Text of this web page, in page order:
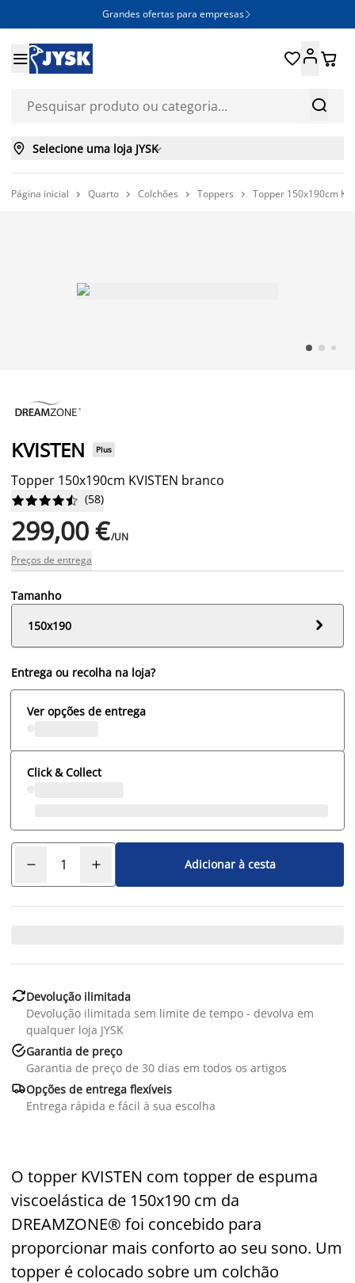
Grandes ofertas para empresas 


 
 Selecione uma loja JYSK
Página inicial  Quarto  Colchões  Toppers  Topper 150x190cm
KVISTEN Plus
Topper 150x190cm KVISTEN branco





 (58)
299,00 €/UN
Preços de entrega
Tamanho
150x190

Entrega ou recolha na loja?
Ver opções de entrega
Click & Collect
Adicionar à cesta
Devolução ilimitada
Devolução ilimitada sem limite de tempo - devolva em
qualquer loja JYSK
Garantia de preço
Garantia de preço de 30 dias em todos os artigos
Opções de entrega flexíveis
Entrega rápida e fácil à sua escolha
O topper KVISTEN com topper de espuma
viscoelástica de 150x190 cm da
DREAMZONE® foi concebido para
proporcionar mais conforto ao seu sono. Um
topper é colocado sobre um colchão